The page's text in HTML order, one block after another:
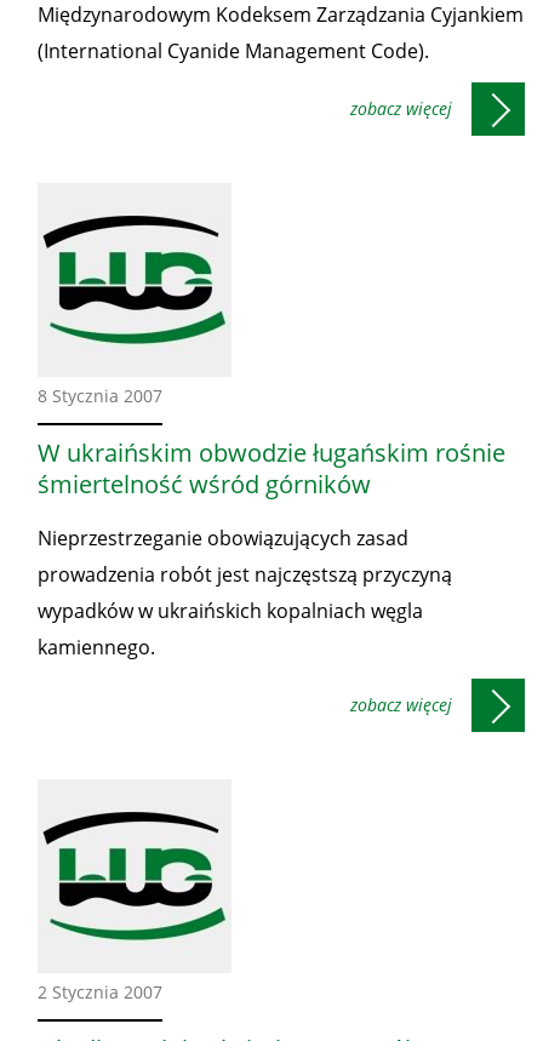
Międzynarodowym Kodeksem Zarządzania Cyjankiem
(International Cyanide Management Code).
8 Stycznia 2007Ze
świata
W ukraińskim obwodzie ługańskim rośnie
śmiertelność wśród górników
Nieprzestrzeganie obowiązujących zasad
prowadzenia robót jest najczęstszą przyczyną
wypadków w ukraińskich kopalniach węgla
kamiennego.
2 Stycznia 2007Ze
świata